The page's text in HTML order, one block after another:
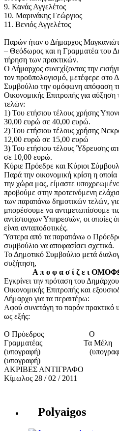
9. Κανάς Αγγελέτος
10. Μαρινάκης Γεώργιος
11. Βενιός Αγγελέτος
Παρών ήταν ο Δήμαρχος
– Θεόδωρος και η Γραμματέα του
τήρηση των πρακτικών.
Ο Δήμαρχος συνεχίζοντας την
τον προϋπολογισμό, μετέφερε στο
Συμβούλιο την ομόφωνη απόφαση
Οικονομικής Επιτροπής για
τελών:
1) Του ετήσιου τέλους χρήσης
30,00 ευρώ σε 40,00 ευρώ.
2) Του ετήσιου τέλους χρήσης
12,00 ευρώ σε 15,00 ευρώ
3) Του ετήσιου τέλους Ύδρευσης
σε 10,00 ευρώ.
Κύριε Πρόεδρε και Κύριοι
Παρά την οικονομική κρίση η οποία
την χώρα μας, είμαστε
προβούμε στην προτεινόμενη
των παραπάνω δημοτικών τελών,
μπορέσουμε να αντιμετωπίσουμε
αντίστοιχων Υπηρεσιών, οι οποίες
είναι ανταποδοτικές.
Ύστερα από τα παραπάνω ο
συμβούλιο να αποφασίσει σχετικά.
Το Δημοτικό Συμβούλιο μετά
συζήτηση,
Α π ο φ α σ ί ζ ε ι
Εγκρίνει την πρόταση του Δημάρχου
Οικονομικής Επιτροπής και
Δήμαρχο για τα περαιτέρω:
Αφού συνετάγη το παρόν πρακτικό
ως εξής:
Ο Πρόεδρος Ο
Γραμματέας Τα Μέλη
(υπογραφή)
(υπογραφή)
ΑΚΡΙΒΕΣ ΑΝΤΙΓΡΑΦΟ
Κίμωλος 28 / 02 / 2011
Polyaigos